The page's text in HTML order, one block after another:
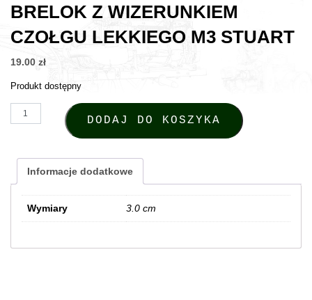
BRELOK Z WIZERUNKIEM
CZOŁGU LEKKIEGO M3 STUART
19.00 zł
Produkt dostępny
ilość Brelok z wizerunkiem czołgu lekkiego M3 Stuart
DODAJ DO KOSZYKA
Informacje dodatkowe
Wymiary 3.0 cm